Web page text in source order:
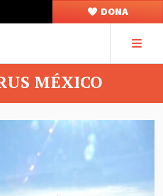
DONA
MÉXICO